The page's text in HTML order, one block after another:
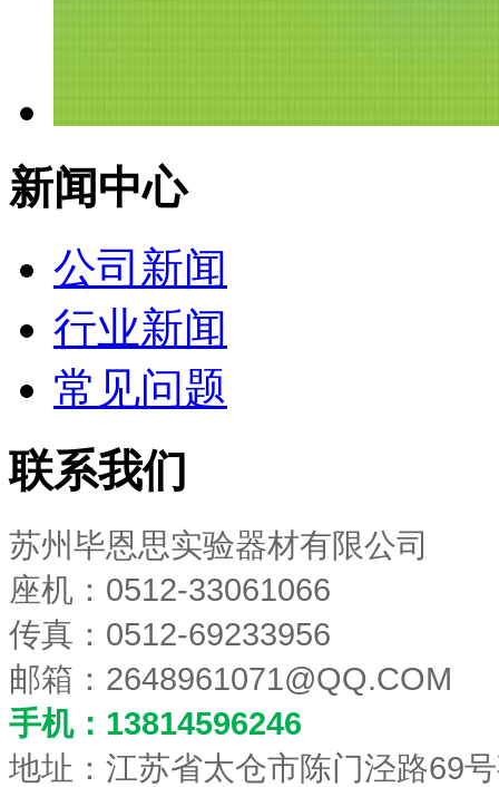
新闻中心
公司新闻
行业新闻
常见问题
联系我们
苏州毕恩思实验器材有限公司
座机：0512-33061066
传真：0512-69233956
邮箱： 2648961071@QQ.COM
手机：13814596246
地址：江苏省太仓市陈门泾路69